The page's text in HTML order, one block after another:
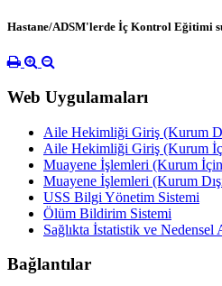
Hastane/ADSM'lerde İç Kontrol Eğitimi
Web Uygulamaları
Aile Hekimliği Giriş (Kurum
Aile Hekimliği Giriş (Kurum
Muayene İşlemleri (Kurum
Muayene İşlemleri (Kurum
USS Bilgi Yönetim Sistemi
Ölüm Bildirim Sistemi
Sağlıkta İstatistik ve
Bağlantılar